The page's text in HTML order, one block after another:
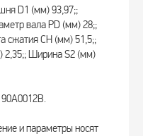
D1 (мм) 93,97;;
вала PD (мм) 28;;
сжатия CH (мм) 51,5;;
2,35;; Ширина S2 (мм)
и параметры носят